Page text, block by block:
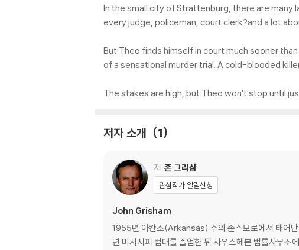
In the small city of Strattenburg, there are many
every judge, policeman, court clerk?and a lot
But Theo finds himself in court much sooner
of a sensational murder trial. A cold-blooded
The stakes are high, but Theo won’t stop until
저자 소개 1
저 존 그리샴
관심작가 알림신청
John Grisham
1955년 아칸소(Arkansas) 주의 존스보로에서 태어난
년 미시시피 법대를 졸업한 뒤 사우스헤븐 법률사무소